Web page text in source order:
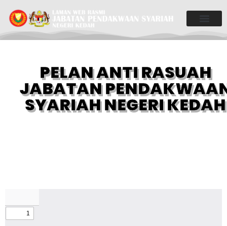
PELAN ANTI RASUAH
JABATAN
SYARIAH NEGERI KEDAH